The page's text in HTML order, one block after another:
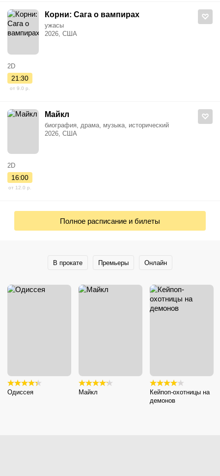
Корни: Сага о вампирах
ужасы
2026, США
2D
21:30
от 9.0 р.
Майкл
биография, драма, музыка, исторический
2026, США
2D
16:00
от 12.0 р.
Полное расписание и билеты
В прокате Премьеры Онлайн
Одиссея Майкл
Кейпоп-охотницы на
демонов